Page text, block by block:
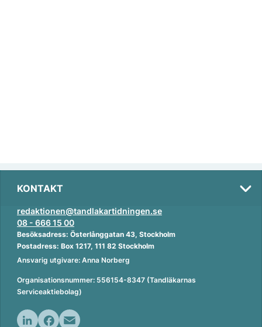
KONTAKT
redaktionen@tandlakartidningen.se
08 - 666 15 00
Besöksadress: Österlånggatan 43, Stockholm
Postadress: Box 1217, 111 82 Stockholm
Ansvarig utgivare: Anna Norberg
Organisationsnummer: 556154-8347 (Tandläkarnas
Serviceaktiebolag)